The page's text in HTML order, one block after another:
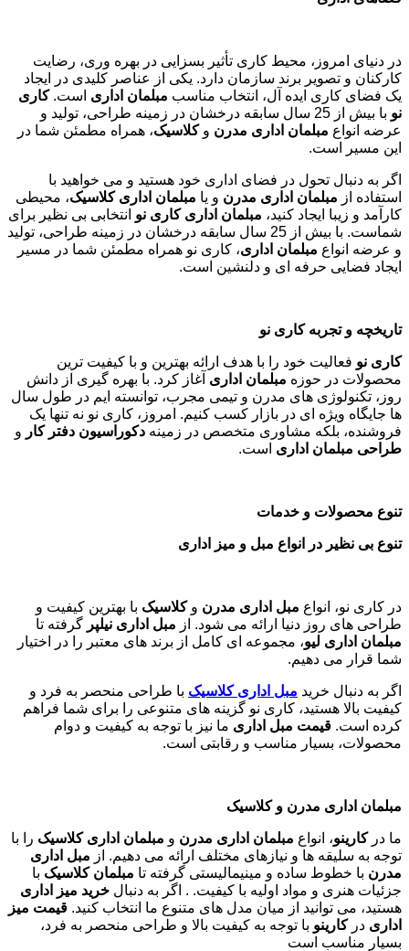
در دنیای امروز، محیط کاری تأثیر بسزایی در بهره وری، رضایت
کارکنان و تصویر برند سازمان دارد. یکی از عناصر کلیدی در ایجاد
یک فضای کاری ایده آل، انتخاب مناسب مبلمان اداری است.کاری
نو
با بیش از 25 سال سابقه درخشان در زمینه طراحی، تولید و
عرضه انواع مبلمان اداری مدرن وکلاسیک، همراه مطمئن شما در
این مسیر است.
اگر به دنبال تحول در فضای اداری خود هستید و می خواهید با
استفاده از مبلمان اداری مدرن و یا مبلمان اداری کلاسیک، محیطی
کارآمد و زیبا ایجاد کنید، مبلمان اداری کاری نو انتخابی بی نظیر برای
شماست. با بیش از 25 سال سابقه درخشان در زمینه طراحی، تولید
و عرضه انواع مبلمان اداری، کاری نو همراه مطمئن شما در مسیر
ایجاد فضایی حرفه ای و دلنشین است.
تاریخچه و تجربه کاری نو
کاری نو فعالیت خود را با هدف ارائه بهترین و با کیفیت ترین
محصولات در حوزه مبلمان اداری آغاز کرد. با بهره گیری از دانش
روز، تکنولوژی های مدرن و تیمی مجرب، توانسته ایم در طول سال
ها جایگاه ویژه ای در بازار کسب کنیم. امروز، کاری نو نه تنها یک
فروشنده، بلکه مشاوری متخصص در زمینه دکوراسیون دفتر کار و
طراحی مبلمان اداری است.
تنوع محصولات و خدمات
تنوع بی نظیر در انواع مبل و میز اداری
در کاری نو، انواع مبل اداری مدرن وکلاسیک با بهترین کیفیت و
طراحی های روز دنیا ارائه می شود. از مبل اداری نیلپر گرفته تا
مبلمان اداری لیو، مجموعه ای کامل از برند های معتبر را در اختیار
شما قرار می دهیم.
اگر به دنبال خرید مبل اداری کلاسیک با طراحی منحصر به فرد و
کیفیت بالا هستید، کاری نو گزینه های متنوعی را برای شما فراهم
کرده است. قیمت مبل اداری ما نیز با توجه به کیفیت و دوام
محصولات، بسیار مناسب و رقابتی است.
مبلمان اداری مدرن و کلاسیک
ما درکارینو، انواع مبلمان اداری مدرن و مبلمان اداری کلاسیک را با
توجه به سلیقه ها و نیازهای مختلف ارائه می دهیم. از مبل اداری
مدرن با خطوط ساده و مینیمالیستی گرفته تا مبلمان کلاسیک با
جزئیات هنری و مواد اولیه با کیفیت. . اگر به دنبال خرید میز اداری
هستید، می توانید از میان مدل های متنوع ما انتخاب کنید. قیمت میز
اداری درکارینو با توجه به کیفیت بالا و طراحی منحصر به فرد،
بسیار مناسب است